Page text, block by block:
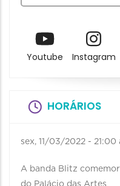
Youtube Instagram
HORÁRIOS
sex, 11/03/2022 - 21:00
A banda Blitz
do Palácio das Artes